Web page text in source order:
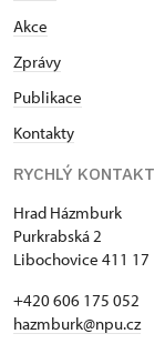
Akce
Zprávy
Publikace
Kontakty
RYCHLÝ KONTAKT
Hrad Házmburk
Purkrabská 2
Libochovice 411 17
+420 606 175 052
hazmburk@npu.cz